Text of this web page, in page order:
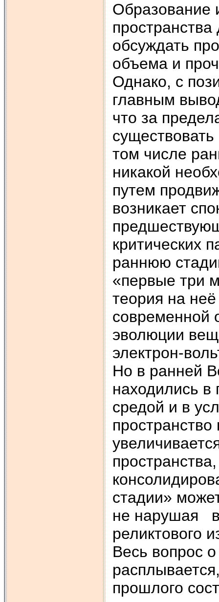
Образование
обсуждать
объема и
Однако, с
главным
что за
том числе
никакой
путем
возникает
критических
раннюю
«первые три
теория на
современной
эволюции
электрон-
Но в ранней
находились
средой и в
стадии»
не нарушая
реликтового
Весь вопрос
прошлого